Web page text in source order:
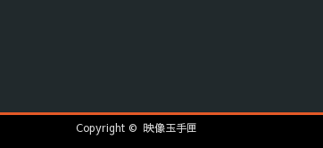
Copyright © 映像玉手匣